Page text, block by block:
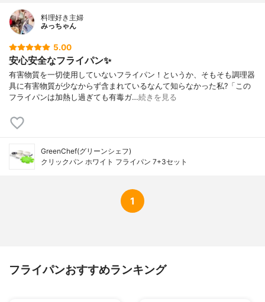
料理好き主婦
みっちゃん
5.00
安心安全なフライパン✨
有害物質を一切使用していないフライパン！というか、そもそも調理器
具に有害物質が少なからず含まれているなんて知らなかった私?「この
フライパンは加熱し過ぎても有毒ガ…続きを見る
GreenChef(グリーンシェフ)
クリックパン ホワイト フライパン 7+3セット
1
フライパンおすすめランキング